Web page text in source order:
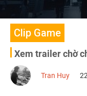
Clip Game
Xem trailer chờ
Tran Huy